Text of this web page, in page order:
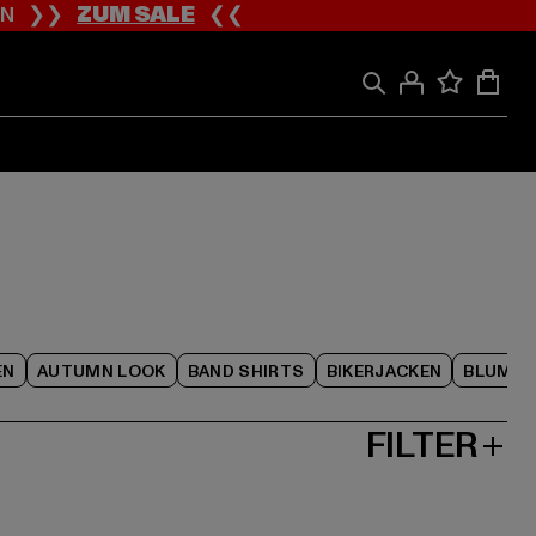
❯❯ZUM SALE❮❮
AUTUMN LOOK BAND SHIRTS BIKERJACKEN
FILTER